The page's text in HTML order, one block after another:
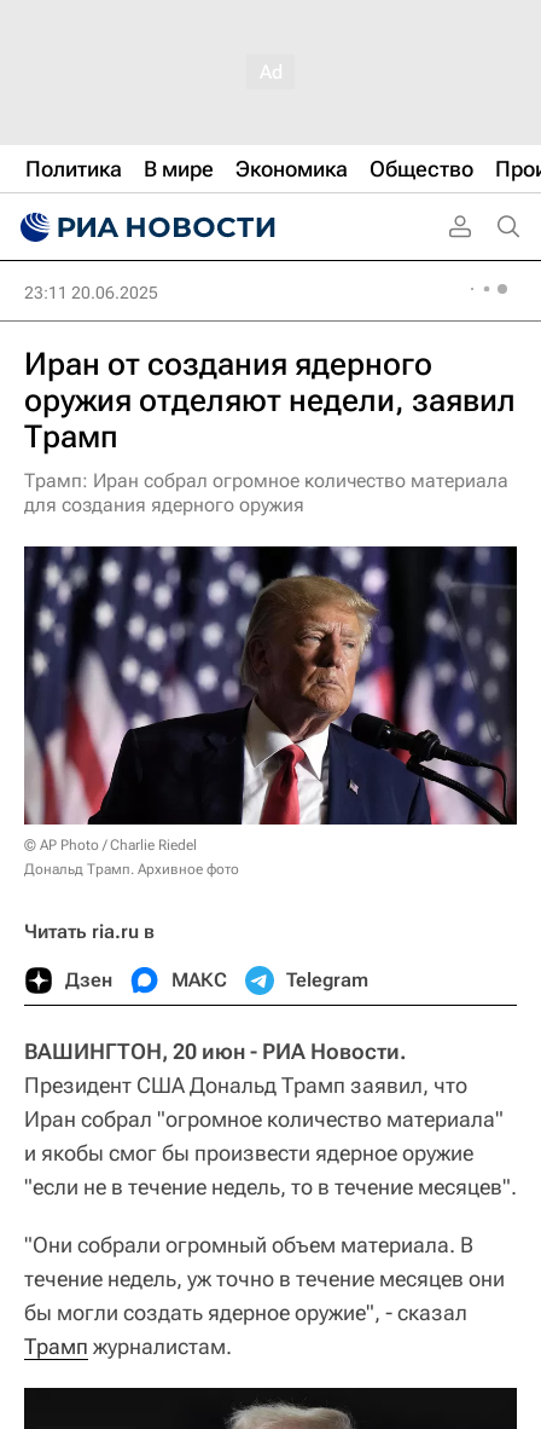
Политика В мире Экономика Общество
23:11 20.06.2025
Иран от создания ядерного
оружия отделяют недели, заявил
Трамп
Трамп: Иран собрал огромное количество материала
для создания ядерного оружия
© AP Photo / Charlie Riedel
Дональд Трамп. Архивное фото
Читать ria.ru в
Дзен МАКС Telegram
ВАШИНГТОН, 20 июн - РИА Новости.
Президент США Дональд Трамп заявил, что
Иран собрал "огромное количество материала"
и якобы смог бы произвести ядерное оружие
"если не в течение недель, то в течение месяцев".
"Они собрали огромный объем материала. В
течение недель, уж точно в течение месяцев они
бы могли создать ядерное оружие", - сказал
Трамп журналистам.